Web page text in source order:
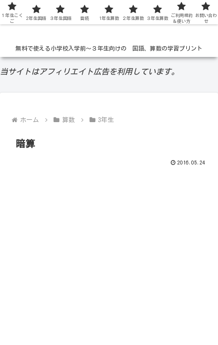
低学年の無料学習ドリル
無料で使える小学校入学前〜３年生向けの 国語、算数の学習プリント
当サイトはアフィリエイト広告を利用しています。
ホーム 算数 3年生
暗算
2016.05.24
１年生こく
ご
2年生国語 ３年生国語 音読 1年生算数 ２年生算数 ３年生算数
ご利用規約
＆使い方
お問い合わ
せ